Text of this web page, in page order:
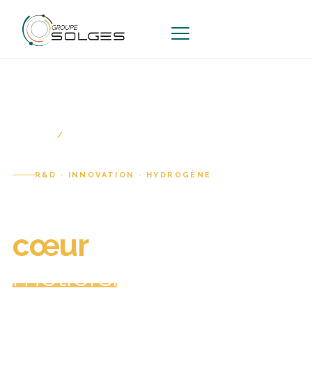
ACCUEIL
R&D · INNOVATION · HYDROGÈNE
cœurde nos
métiers.